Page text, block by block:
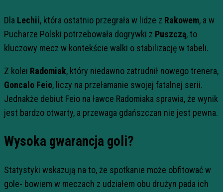
Dla Lechii, która ostatnio przegrała w lidze z Rakowem, a w
Pucharze Polski potrzebowała dogrywki z Puszczą, to
kluczowy mecz w kontekście walki o stabilizację w tabeli.
Z kolei Radomiak, który niedawno zatrudnił nowego trenera,
Goncalo Feio, liczy na przełamanie swojej fatalnej serii.
Jednakże debiut Feio na ławce Radomiaka sprawia, że wynik
jest bardzo otwarty, a przewaga gdańszczan nie jest pewna.
Wysoka gwarancja goli?
Statystyki wskazują na to, że spotkanie może obfitować w
gole- bowiem w meczach z udziałem obu drużyn pada ich